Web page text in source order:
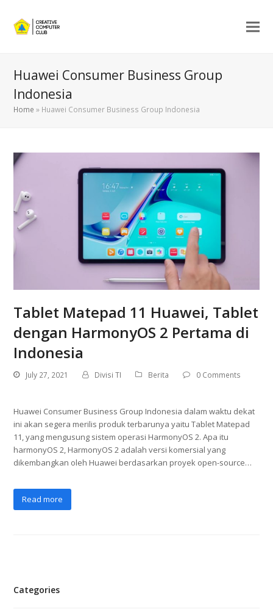
Huawei Consumer Business Group
Indonesia
Home » Huawei Consumer Business Group Indonesia
Tablet Matepad 11 Huawei, Tablet
dengan HarmonyOS 2 Pertama di
Indonesia
July 27, 2021 Divisi TI Berita 0 Comments
Huawei Consumer Business Group Indonesia dalam waktu dekat
ini akan segera merilis produk terbarunya yaitu Tablet Matepad
11, yang mengusung sistem operasi HarmonyOS 2. Apa itu
harmonyOS 2, HarmonyOS 2 adalah versi komersial yang
dikembangkan oleh Huawei berdasarkan proyek open-source…
Read more
Categories